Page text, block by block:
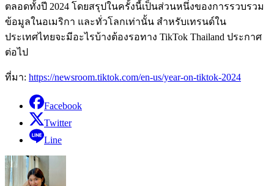
ตลอดทั้งปี 2024 โดยสรุปในครั้งนี้เป็นส่วนหนึ่งของการรวบรวม
ข้อมูลในอเมริกา และทั่วโลกเท่านั้น สำหรับเทรนด์ใน
ประเทศไทยจะมีอะไรบ้างต้องรอทาง TikTok Thailand ประกาศ
ต่อไป
ที่มา: https://newsroom.tiktok.com/en-us/year-on-tiktok-2024
Facebook
Twitter
Line